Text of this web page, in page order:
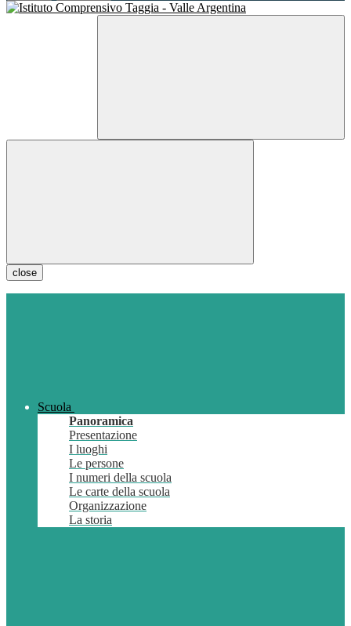
close
Scuola
Panoramica
Presentazione
I luoghi
Le persone
I numeri della scuola
Le carte della scuola
Organizzazione
La storia